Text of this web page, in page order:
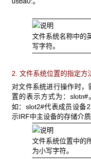
文件系统名称中的
写字符。
2. 文件系统位置的指定方
对文件系统进行操作时
置的表示方式为：slotn#
如：slot2#代表成员设备
示IRF中主设备的存储介质
文件系统位置中的
为小写字符。